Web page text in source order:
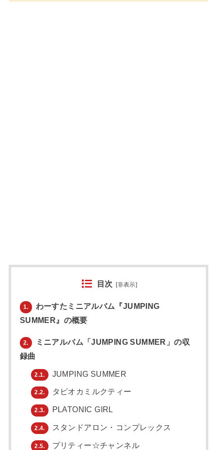
目次 [非表示]
1.
わーすたミニアルバム『JUMPING
SUMMER』の概要
2.
ミニアルバム「JUMPING SUMMER」の収
録曲
2.1. JUMPING SUMMER
2.2. タピオカミルクティー
2.3. PLATONIC GIRL
2.4. スタンドアロン・コンプレックス
2.5. プリティー☆チャンネル